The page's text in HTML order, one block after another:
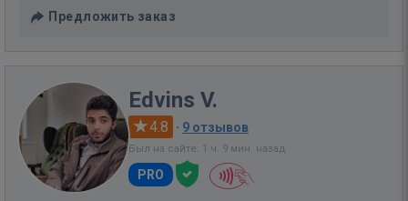
Предложить заказ
Edvins V.
4.8 · 9 отзывов
Был на сайте: 1 ч. 9 мин. назад
PRO